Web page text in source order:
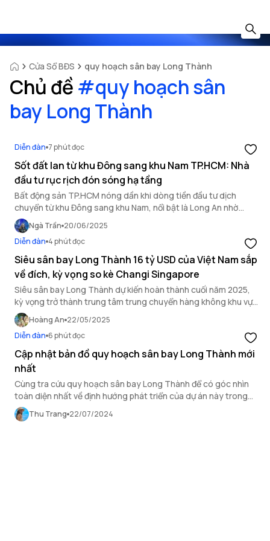
Cửa Sổ BĐS quy hoạch sân bay Long Thành
Chủ đề #quy hoạch sân
bay Long Thành
Diễn đàn 7 phút đọc
Sốt đất lan từ khu Đông sang khu Nam TP.HCM: Nhà
đầu tư rục rịch đón sóng hạ tầng
Bất động sản TP.HCM nóng dần khi dòng tiền đầu tư dịch
chuyển từ khu Đông sang khu Nam, nổi bật là Long An nhờ
hưởng lợi từ hạ tầng Vành đai 3.
Ngà Trần 20/06/2025
Diễn đàn 4 phút đọc
Siêu sân bay Long Thành 16 tỷ USD của Việt Nam sắp
về đích, kỳ vọng so kè Changi Singapore
Siêu sân bay Long Thành dự kiến hoàn thành cuối năm 2025,
kỳ vọng trở thành trung tâm trung chuyển hàng không khu vực,
cạnh tranh với Changi và Suvarnabhumi.
Hoàng An 22/05/2025
Diễn đàn 6 phút đọc
Cập nhật bản đồ quy hoạch sân bay Long Thành mới
nhất
Cùng tra cứu quy hoạch sân bay Long Thành để có góc nhìn
toàn diện nhất về định hướng phát triển của dự án này trong
tương lai.
Thu Trang 22/07/2024